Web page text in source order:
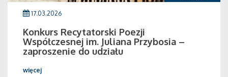
17.03.2026
Konkurs Recytatorski Poezji
Współczesnej im. Juliana Przybosia –
zaproszenie do udziału
więcej